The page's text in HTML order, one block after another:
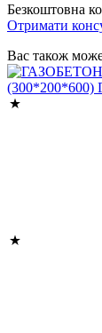
Безкоштовна
Отримати
Вас також